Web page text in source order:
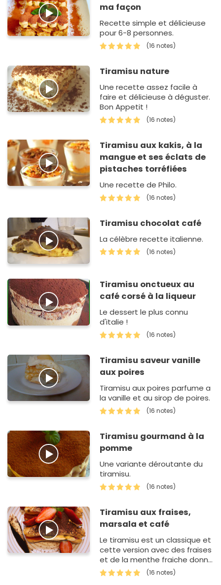
ma façon
Recette simple et délicieuse
pour 6-8 personnes.
(16 notes)
Tiramisu nature
Une recette assez facile à
faire et délicieuse à déguster.
Bon Appetit !
(16 notes)
Tiramisu aux kakis, à la
mangue et ses éclats de
pistaches torréfiées
Une recette de Philo.
(16 notes)
Tiramisu chocolat café
La célèbre recette italienne.
(16 notes)
Tiramisu onctueux au
café corsé à la liqueur
Le dessert le plus connu
d'italie !
(16 notes)
Tiramisu saveur vanille
aux poires
Tiramisu aux poires parfume a
la vanille et au sirop de poires.
(16 notes)
Tiramisu gourmand à la
pomme
Une variante déroutante du
tiramisu.
(16 notes)
Tiramisu aux fraises,
marsala et café
Le tiramisu est un classique et
cette version avec des fraises
et de la menthe fraiche donne
un dessert léger, parfait pour
les diners d'été.
(16 notes)